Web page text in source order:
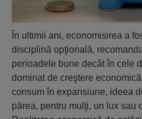
În ultimii ani, economisirea a
disciplină opţională,
perioadele bune decât în cele
dominat de creştere
consum în expansiune, ideea
părea, pentru mulţi, un lux sau